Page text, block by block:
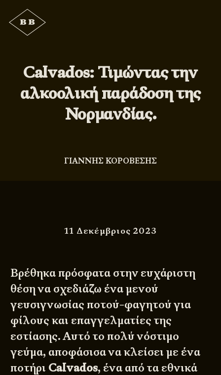
Calvados: Τιμώντας την
αλκοολική παράδοση της
Νορμανδίας.
ΓΙΑΝΝΗΣ ΚΟΡΟΒΕΣΗΣ
11 Δεκέμβριος 2023
Βρέθηκα πρόσφατα στην ευχάριστη
θέση να σχεδιάζω ένα μενού
γευσιγνωσίας ποτού-φαγητού για
φίλους και επαγγελματίες της
εστίασης. Αυτό το πολύ νόστιμο
γεύμα, αποφάσισα να κλείσει με ένα
ποτήρι Calvados, ένα από τα εθνικά